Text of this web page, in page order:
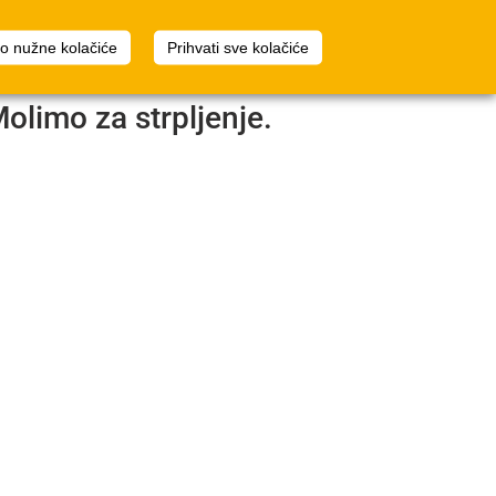
nužne kolačiće
Prihvati sve kolačiće
Planer prostora Prijava
za strpljenje.